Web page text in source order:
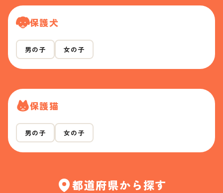
保護犬
男の子 女の子
保護猫
男の子 女の子
都道府県から探す